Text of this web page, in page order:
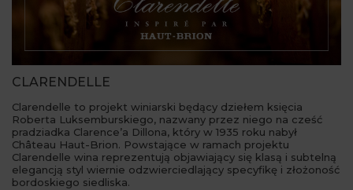
CLARENDELLE
Clarendelle to projekt winiarski będący dziełem księcia
Roberta Luksemburskiego, nazwany przez niego na cześć
pradziadka Clarence’a Dillona, który w 1935 roku nabył
Château Haut-Brion. Powstające w ramach projektu
Clarendelle wina reprezentują objawiający się klasą i subtelną
elegancją styl wiernie odzwierciedlający specyfikę i złożoność
bordoskiego siedliska.